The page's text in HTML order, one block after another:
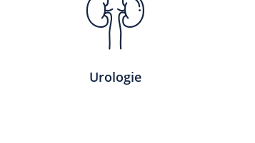
Urologie